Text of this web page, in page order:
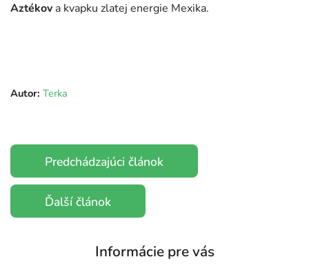
Aztékov a kvapku zlatej energie Mexika.
Autor: Terka
Predchádzajúci článok
Ďalší článok
Informácie pre vás